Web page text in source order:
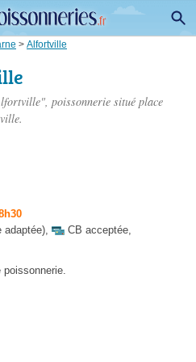
> Alfortville
poissonnerie situé place
adaptée), CB acceptée,
poissonnerie.